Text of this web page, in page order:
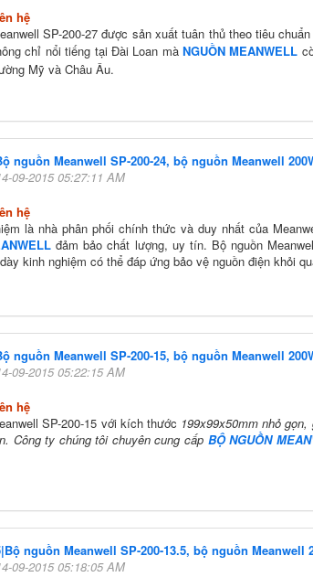
hệ
SP-200-27 được sản xuất tuân thủ theo tiêu
chỉ nổi tiếng tại Đài Loan mà NGUỒN MEANWELL
Mỹ và Châu Âu.
nguồn Meanwell SP-200-24, bộ nguồn Meanwell
09-2015 05:27:11 AM
hệ
là nhà phân phối chính thức và duy nhất của
đảm bảo chất lượng, uy tín. Bộ nguồn
kinh nghiệm có thể đáp ứng bảo vệ nguồn điện khỏi
nguồn Meanwell SP-200-15, bộ nguồn Meanwell
09-2015 05:22:15 AM
hệ
SP-200-15 với kích thước 199x99x50mm nhỏ
Công ty chúng tôi chuyên cung cấp BỘ NGUỒN
nguồn Meanwell SP-200-13.5, bộ nguồn Meanwell
09-2015 05:18:05 AM